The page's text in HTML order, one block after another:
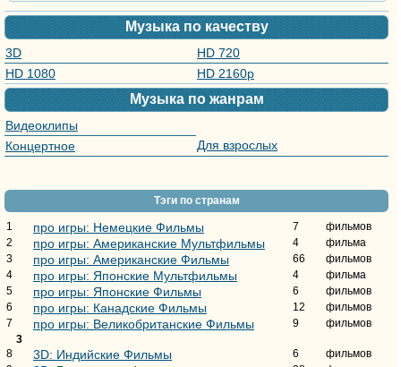
Музыка по качеству
3D
HD 720
HD 1080
HD 2160р
Музыка по жанрам
Видеоклипы
Концертное
Для взрослых
Тэги по странам
1 про игры: Немецкие Фильмы 7
фильмов
2
про игры: Американские Мультфильмы 4
фильма
3
про игры: Американские Фильмы 66
фильмов
4
про игры: Японские Мультфильмы 4
фильма
5
про игры: Японские Фильмы 6
фильмов
6
про игры: Канадские Фильмы 12
фильмов
7
про игры: Великобританские Фильмы 9
фильмов
3
8
3D: Индийские Фильмы 6
фильмов